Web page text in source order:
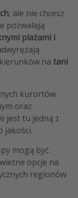
, ale nie chcesz
pozwalają
plażami i
na tani
kurortów
oraz
jest tu jedną z
jakości.
mogą być
opcje na
regionów